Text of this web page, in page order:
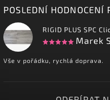
POSLEDNÍ HODNOCENÍ
RIGID PLUS SPC
Marek
Vše v pořádku, rychlá doprava.